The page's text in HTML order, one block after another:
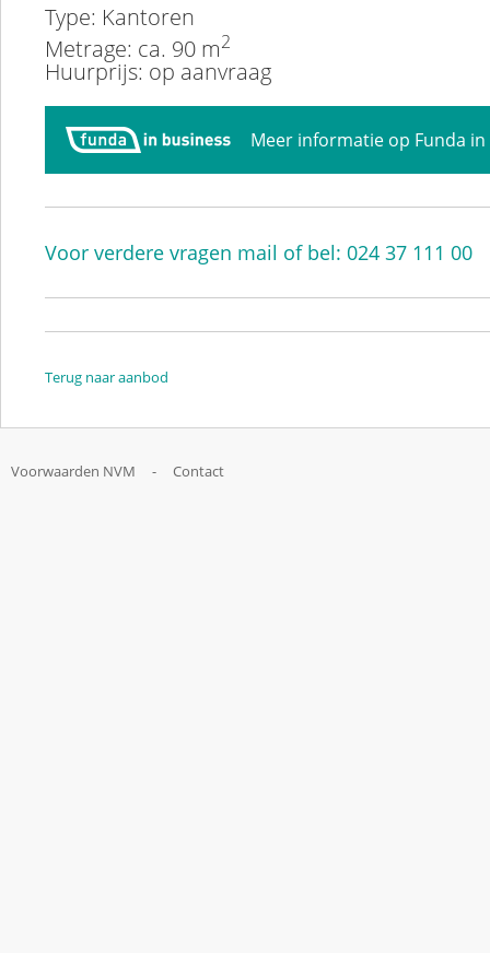
Type: Kantoren
Metrage: ca. 90 m2
Huurprijs: op aanvraag
Meer informatie op Funda in
Voor verdere vragen mail of bel: 024 37 111 00
Terug naar aanbod
Voorwaarden NVM - Contact